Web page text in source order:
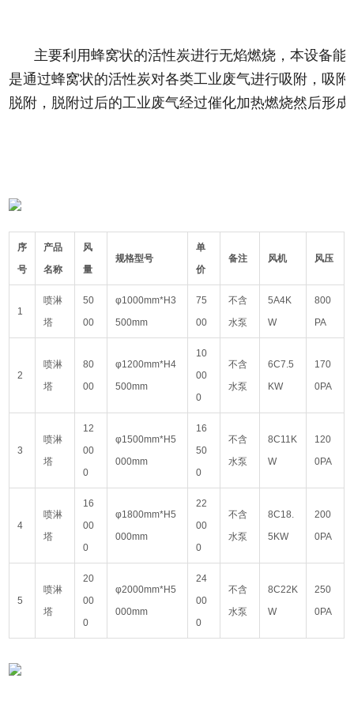
主要利用蜂窝状的活性炭进行无焰燃烧，本设备
是通过蜂窝状的活性炭对各类工业废气进行吸附，吸
脱附，脱附过后的工业废气经过催化加热燃烧然后形
序
号
产品
名称
风
量
规格型号
单
价
备注 风机 风压
1
喷淋
塔
50
00
φ1000mm*H3
500mm
75
00
不含
水泵
5A4K
W
800
PA
2
喷淋
塔
80
00
φ1200mm*H4
500mm
10
00
0
不含
水泵
6C7.5
KW
170
0PA
3
喷淋
塔
12
00
0
φ1500mm*H5
000mm
16
50
0
不含
水泵
8C11K
W
120
0PA
4
喷淋
塔
16
00
0
φ1800mm*H5
000mm
22
00
0
不含
水泵
8C18.
5KW
200
0PA
5
喷淋
塔
20
00
0
φ2000mm*H5
000mm
24
00
0
不含
水泵
8C22K
W
250
0PA